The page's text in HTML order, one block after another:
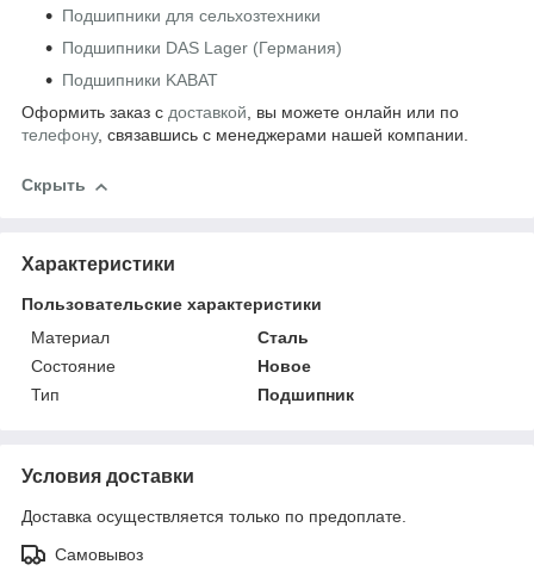
Подшипники для сельхозтехники
Подшипники DAS Lager (Германия)
Подшипники KABAT
Оформить заказ с доставкой, вы можете онлайн или по
телефону, связавшись с менеджерами нашей компании.
Скрыть
Характеристики
Пользовательские характеристики
Материал
Сталь
Состояние
Новое
Тип
Подшипник
Условия доставки
Доставка осуществляется только по предоплате.
Самовывоз